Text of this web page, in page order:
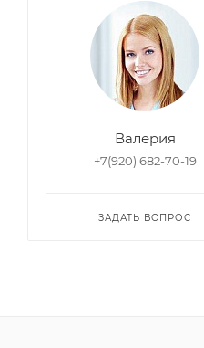
Валерия
+7(920) 682-70-19
ЗАДАТЬ ВОПРОС